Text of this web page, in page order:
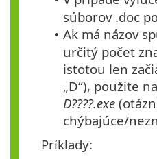
súborov .doc
• Ak má názov
určitý počet
istotou len
„D“), použite
D????.exe
chýbajúce/
Príklady: